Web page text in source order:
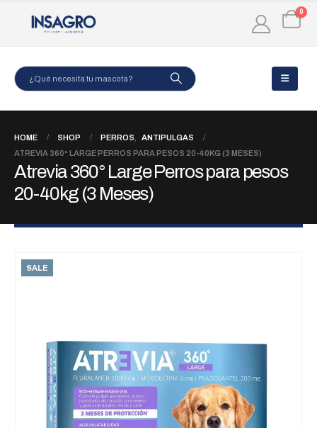
0
HOME SHOP PERROS
ANTIPULGAS
ATREVIA 360° LARGE PERROS PARA PESOS 20-40KG (3 MESES)
Atrevia 360° Large Perros para pesos
20-40kg (3 Meses)
SALE